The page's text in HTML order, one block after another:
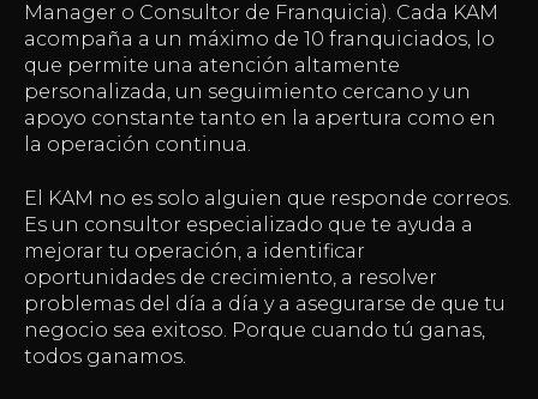
Manager o Consultor de Franquicia). Cada KAM
acompaña a un máximo de 10 franquiciados, lo
que permite una atención altamente
personalizada, un seguimiento cercano y un
apoyo constante tanto en la apertura como en
la operación continua.
El KAM no es solo alguien que responde correos.
Es un consultor especializado que te ayuda a
mejorar tu operación, a identificar
oportunidades de crecimiento, a resolver
problemas del día a día y a asegurarse de que tu
negocio sea exitoso. Porque cuando tú ganas,
todos ganamos.